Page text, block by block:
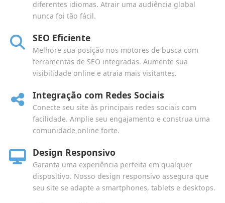
diferentes idiomas. Atrair uma audiência global
nunca foi tão fácil.
SEO Eficiente
Melhore sua posição nos motores de busca com
ferramentas de SEO integradas. Aumente sua
visibilidade online e atraia mais visitantes.
Integração com Redes Sociais
Conecte seu site às principais redes sociais com
facilidade. Amplie seu engajamento e construa uma
comunidade online forte.
Design Responsivo
Garanta uma experiência perfeita em qualquer
dispositivo. Nosso design responsivo assegura que
seu site se adapte a smartphones, tablets e desktops.